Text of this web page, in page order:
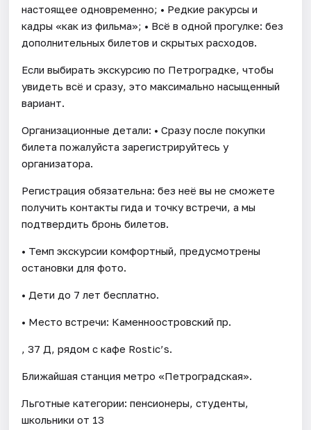
настоящее одновременно; • Редкие ракурсы и
кадры «как из фильма»; • Всё в одной прогулке: без
дополнительных билетов и скрытых расходов.
Если выбирать экскурсию по Петроградке, чтобы
увидеть всё и сразу, это максимально насыщенный
вариант.
Организационные детали: • Сразу после покупки
билета пожалуйста зарегистрируйтесь у
организатора.
Регистрация обязательна: без неё вы не сможете
получить контакты гида и точку встречи, а мы
подтвердить бронь билетов.
• Темп экскурсии комфортный, предусмотрены
остановки для фото.
• Дети до 7 лет бесплатно.
• Место встречи: Каменноостровский пр.
, 37 Д, рядом с кафе Rostic’s.
Ближайшая станция метро «Петроградская».
Льготные категории: пенсионеры, студенты,
школьники от 13